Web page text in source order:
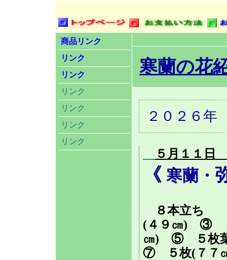
商品リンク
リンク
リンク
リンク
リンク
リンク
リンク
寒蘭の花
２０２６
５月１１
《 寒蘭・
８本立ち
(４９㎝) ③
㎝) ⑤ ５枚
⑦ ５枚(７７